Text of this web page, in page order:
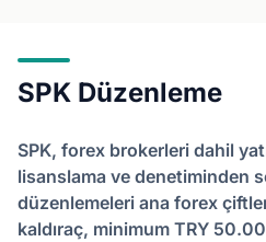
SPK Düzenleme
SPK, forex brokerleri dahil
lisanslama ve denetiminden
düzenlemeleri ana forex
kaldıraç, minimum TRY